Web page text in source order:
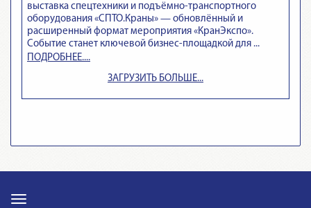
выставка спецтехники и подъёмно‑транспортного
оборудования «СПТО.Краны» — обновлённый и
расширенный формат мероприятия «КранЭкспо».
Событие станет ключевой бизнес‑площадкой для ...
ПОДРОБНЕЕ....
ЗАГРУЗИТЬ БОЛЬШЕ...